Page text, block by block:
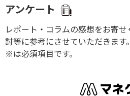
アンケート
レポート・コラムの感想をお寄
討等に参考にさせていただきます。
※は必須項目です。